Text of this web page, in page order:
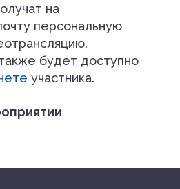
на
персональную
будет доступно
участника.